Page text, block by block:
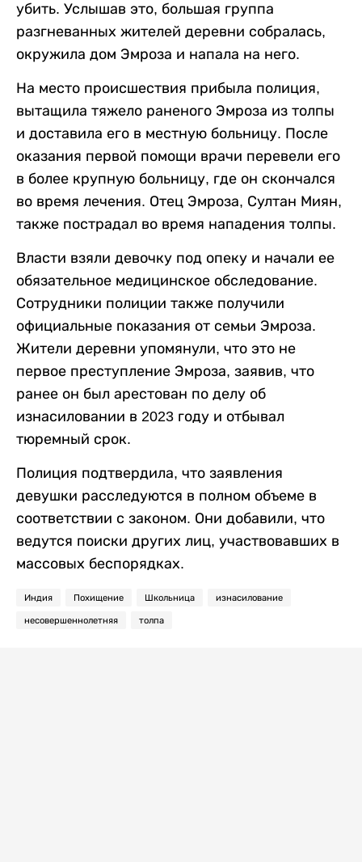
убить. Услышав это, большая группа
разгневанных жителей деревни собралась,
окружила дом Эмроза и напала на него.
На место происшествия прибыла полиция,
вытащила тяжело раненого Эмроза из толпы
и доставила его в местную больницу. После
оказания первой помощи врачи перевели его
в более крупную больницу, где он скончался
во время лечения. Отец Эмроза, Султан Миян,
также пострадал во время нападения толпы.
Власти взяли девочку под опеку и начали ее
обязательное медицинское обследование.
Сотрудники полиции также получили
официальные показания от семьи Эмроза.
Жители деревни упомянули, что это не
первое преступление Эмроза, заявив, что
ранее он был арестован по делу об
изнасиловании в 2023 году и отбывал
тюремный срок.
Полиция подтвердила, что заявления
девушки расследуются в полном объеме в
соответствии с законом. Они добавили, что
ведутся поиски других лиц, участвовавших в
массовых беспорядках.
Индия Похищение Школьница изнасилование
несовершеннолетняя толпа